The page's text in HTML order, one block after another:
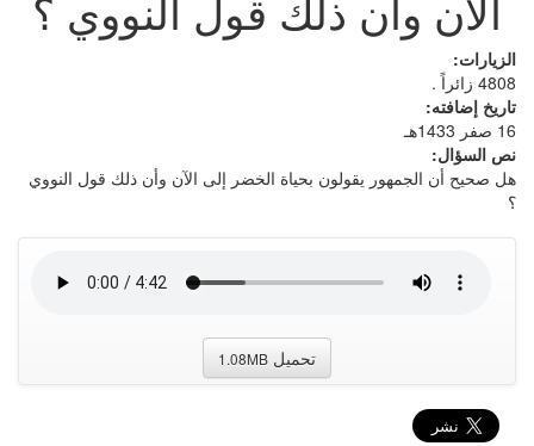
الزيارات:
4808 زائراً .
تاريخ إضافته:
16 صفر 1433هـ
نص السؤال:
هل صحيح أن الجمهور يقولون بحياة الخضر إلى الآن وأن ذلك قول النووي
؟
تحميل 1.08MB